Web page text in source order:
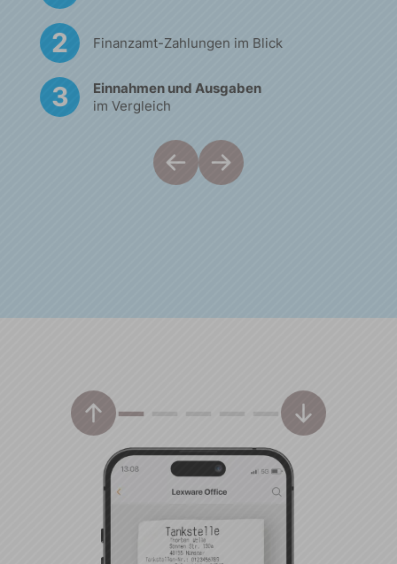
Finanzamt-Zahlungen im Blick
Einnahmen und Ausgaben
im Vergleich